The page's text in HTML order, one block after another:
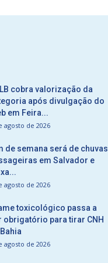
cobra valorização da
após divulgação do
em Feira...
agosto de 2026
de semana será de chuvas
em Salvador e
agosto de 2026
toxicológico passa a
obrigatório para tirar CNH
agosto de 2026